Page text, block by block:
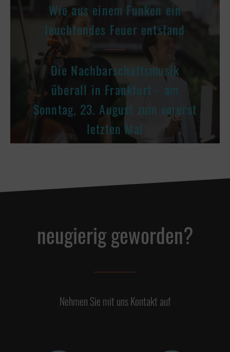
Wie aus einem Funken ein
leuchtendes Feuer entstand
Die Nachbarschaftsmusik
überall in Frankfurt - am
Sonntag, 23. August zum vorerst
letzten Mal
neugierig geworden?
Nehmen Sie mit uns Kontakt auf